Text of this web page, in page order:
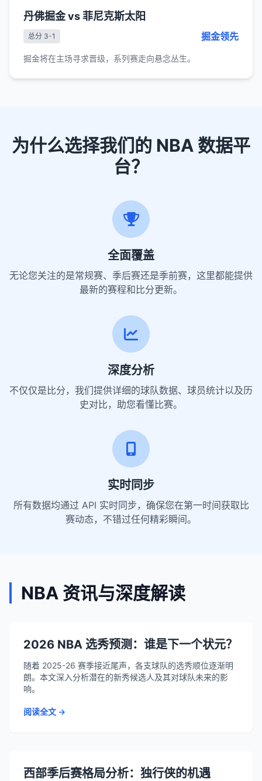
丹佛掘金 vs 菲尼克斯太阳
总分 3-1 掘金领先
掘金将在主场寻求晋级，系列赛走向悬念丛生。
为什么选择我们的 NBA 数据平
台？
全面覆盖
无论您关注的是常规赛、季后赛还是季前赛，这里都能提供
最新的赛程和比分更新。
深度分析
不仅仅是比分，我们提供详细的球队数据、球员统计以及历
史对比，助您看懂比赛。
实时同步
所有数据均通过 API 实时同步，确保您在第一时间获取比
赛动态，不错过任何精彩瞬间。
NBA 资讯与深度解读
2026 NBA 选秀预测：谁是下一个状元？
随着 2025-26 赛季接近尾声，各支球队的选秀顺位逐渐明
朗。本文深入分析潜在的新秀候选人及其对球队未来的影
响。
阅读全文 →
西部季后赛格局分析：独行侠的机遇